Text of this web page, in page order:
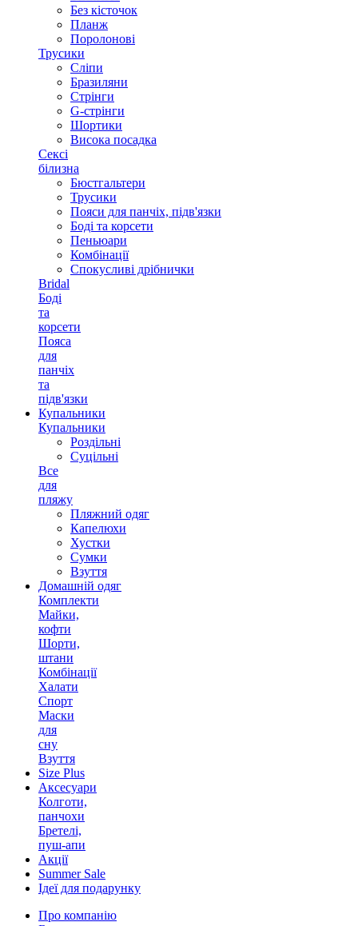
Без кісточок
Планж
Поролонові
Трусики
Сліпи
Бразиляни
Стрінги
G-стрінги
Шортики
Висока посадка
Сексі
білизна
Бюстгальтери
Трусики
Пояси для панчіх, підв'язки
Боді та корсети
Пеньюари
Комбінації
Спокусливі дрібнички
Bridal
Боді
та
корсети
Пояса
для
панчіх
та
підв'язки
Купальники
Купальники
Роздільні
Суцільні
Все
для
пляжу
Пляжний одяг
Капелюхи
Хустки
Сумки
Взуття
Домашній одяг
Комплекти
Майки,
кофти
Шорти,
штани
Комбінації
Халати
Спорт
Маски
для
сну
Взуття
Size Plus
Аксесуари
Колготи,
панчохи
Бретелі,
пуш-апи
Акції
Summer Sale
Ідеї для подарунку
Про компанію